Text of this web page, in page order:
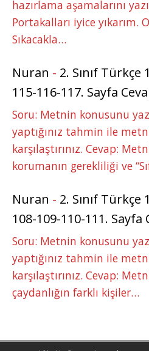
hazırlama aşamalarını
Portakalları iyice yıkarım.
Sıkacakla…
Nuran - 2. Sınıf Türkçe
115-116-117. Sayfa
Soru: Metnin konusunu
yaptığınız tahmin ile
karşılaştırınız. Cevap:
korumanın gerekliliği ve
Nuran - 2. Sınıf Türkçe
108-109-110-111. Sayfa
Soru: Metnin konusunu
yaptığınız tahmin ile
karşılaştırınız. Cevap:
çaydanlığın farklı kişiler…